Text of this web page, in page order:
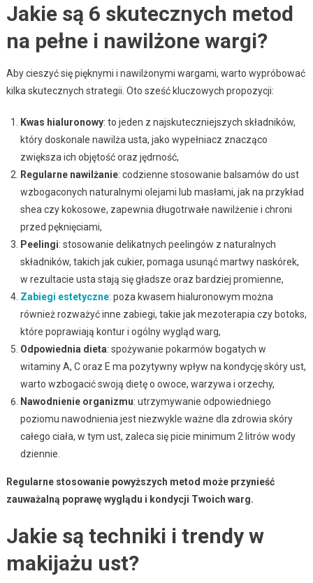
Jakie są 6 skutecznych metod
na pełne i nawilżone wargi?
Aby cieszyć się pięknymi i nawilżonymi wargami, warto wypróbować
kilka skutecznych strategii. Oto sześć kluczowych propozycji:
Kwas hialuronowy: to jeden z najskuteczniejszych składników,
który doskonale nawilża usta, jako wypełniacz znacząco
zwiększa ich objętość oraz jędrność,
Regularne nawilżanie: codzienne stosowanie balsamów do ust
wzbogaconych naturalnymi olejami lub masłami, jak na przykład
shea czy kokosowe, zapewnia długotrwałe nawilżenie i chroni
przed pęknięciami,
Peelingi: stosowanie delikatnych peelingów z naturalnych
składników, takich jak cukier, pomaga usunąć martwy naskórek,
w rezultacie usta stają się gładsze oraz bardziej promienne,
Zabiegi estetyczne: poza kwasem hialuronowym można
również rozważyć inne zabiegi, takie jak mezoterapia czy botoks,
które poprawiają kontur i ogólny wygląd warg,
Odpowiednia dieta: spożywanie pokarmów bogatych w
witaminy A, C oraz E ma pozytywny wpływ na kondycję skóry ust,
warto wzbogacić swoją dietę o owoce, warzywa i orzechy,
Nawodnienie organizmu: utrzymywanie odpowiedniego
poziomu nawodnienia jest niezwykle ważne dla zdrowia skóry
całego ciała, w tym ust, zaleca się picie minimum 2 litrów wody
dziennie.
Regularne stosowanie powyższych metod może przynieść
zauważalną poprawę wyglądu i kondycji Twoich warg.
Jakie są techniki i trendy w
makijażu ust?